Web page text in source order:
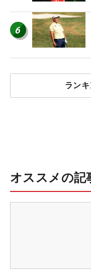
6
ラン
オススメの記